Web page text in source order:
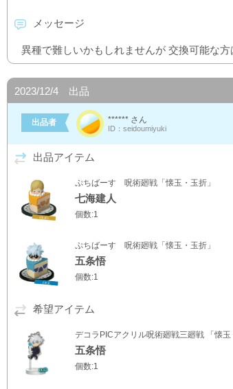
メッセージ
異種で難しいかもしれませんが 交換可能な
2023/12/4 出品
出品者 ****** さん
ID：seidoumiyuki
出品アイテム
ぷちばーす 呪術廻戦「懐玉・玉折」
七海建人
個数:1
ぷちばーす 呪術廻戦「懐玉・玉折」
五条悟
個数:1
希望アイテム
デコラPICアクリル呪術廻戦三廻戦 「懐
五条悟
個数:1